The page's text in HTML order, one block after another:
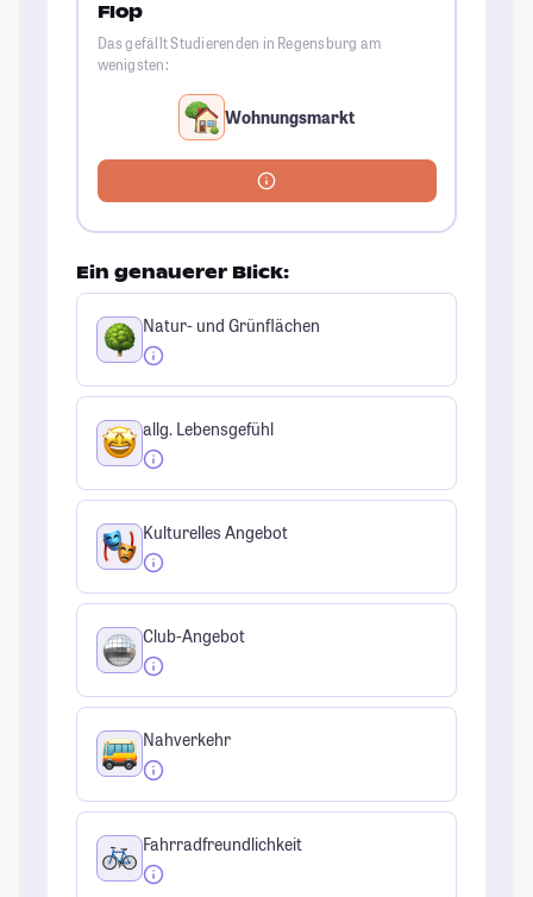
Flop
Das gefällt Studierenden in Regensburg am
wenigsten:
Wohnungsmarkt
Ein genauerer Blick:
Natur- und Grünflächen
allg. Lebensgefühl
Kulturelles Angebot
Club-Angebot
Nahverkehr
Fahrradfreundlichkeit